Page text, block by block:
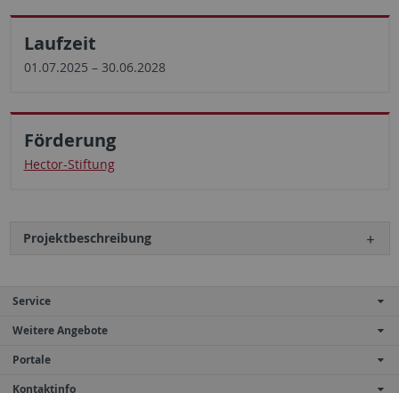
Laufzeit
01.07.2025 – 30.06.2028
Förderung
Hector-Stiftung
Projektbeschreibung
Service
Weitere Angebote
Portale
Kontaktinfo